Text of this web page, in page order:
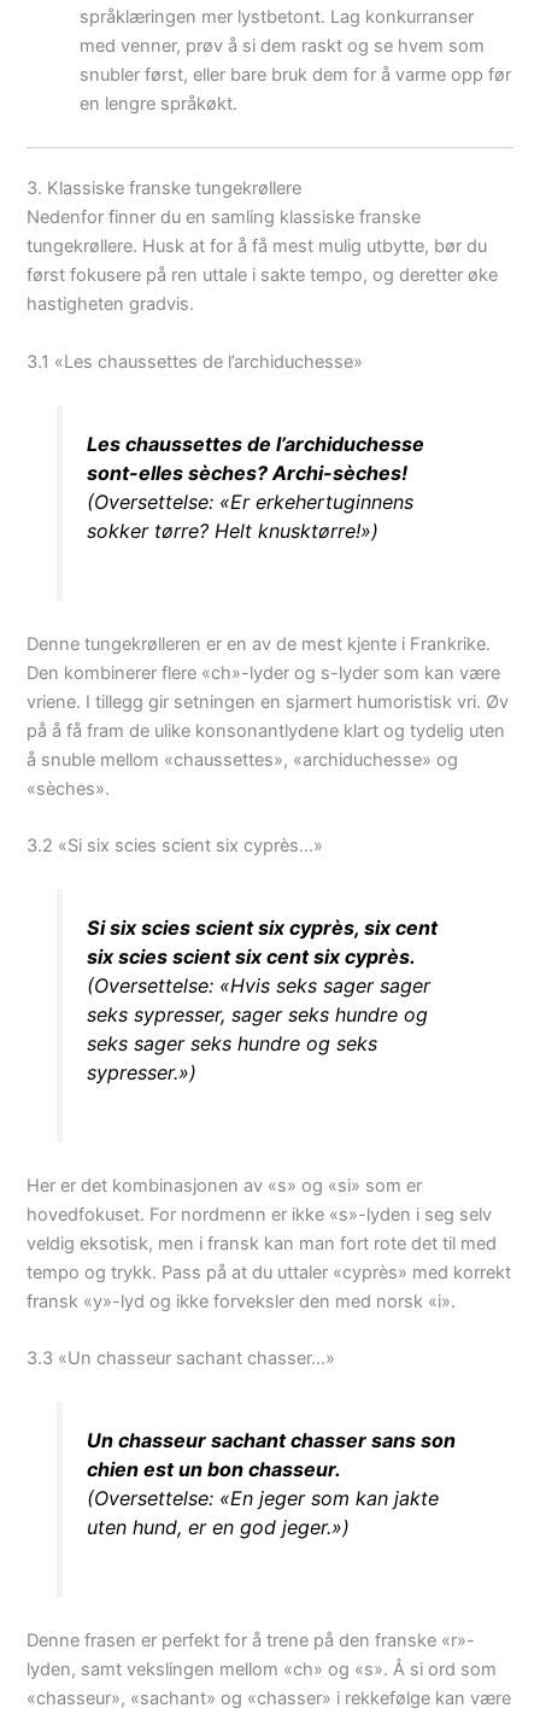
språklæringen mer lystbetont. Lag konkurranser
med venner, prøv å si dem raskt og se hvem som
snubler først, eller bare bruk dem for å varme opp før
en lengre språkøkt.
3. Klassiske franske tungekrøllere
Nedenfor finner du en samling klassiske franske
tungekrøllere. Husk at for å få mest mulig utbytte, bør du
først fokusere på ren uttale i sakte tempo, og deretter øke
hastigheten gradvis.
3.1 «Les chaussettes de l’archiduchesse»
Les chaussettes de l’archiduchesse
sont-elles sèches? Archi-sèches!
(Oversettelse: «Er erkehertuginnens
sokker tørre? Helt knusktørre!»)
Denne tungekrølleren er en av de mest kjente i Frankrike.
Den kombinerer flere «ch»-lyder og s-lyder som kan være
vriene. I tillegg gir setningen en sjarmert humoristisk vri. Øv
på å få fram de ulike konsonantlydene klart og tydelig uten
å snuble mellom «chaussettes», «archiduchesse» og
«sèches».
3.2 «Si six scies scient six cyprès…»
Si six scies scient six cyprès, six cent
six scies scient six cent six cyprès.
(Oversettelse: «Hvis seks sager sager
seks sypresser, sager seks hundre og
seks sager seks hundre og seks
sypresser.»)
Her er det kombinasjonen av «s» og «si» som er
hovedfokuset. For nordmenn er ikke «s»-lyden i seg selv
veldig eksotisk, men i fransk kan man fort rote det til med
tempo og trykk. Pass på at du uttaler «cyprès» med korrekt
fransk «y»-lyd og ikke forveksler den med norsk «i».
3.3 «Un chasseur sachant chasser…»
Un chasseur sachant chasser sans son
chien est un bon chasseur.
(Oversettelse: «En jeger som kan jakte
uten hund, er en god jeger.»)
Denne frasen er perfekt for å trene på den franske «r»-
lyden, samt vekslingen mellom «ch» og «s». Å si ord som
«chasseur», «sachant» og «chasser» i rekkefølge kan være